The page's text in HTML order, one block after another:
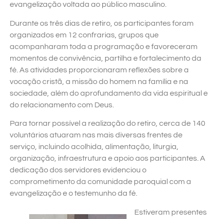
evangelização voltada ao público masculino.
Durante os três dias de retiro, os participantes foram
organizados em 12 confrarias, grupos que
acompanharam toda a programação e favoreceram
momentos de convivência, partilha e fortalecimento da
fé. As atividades proporcionaram reflexões sobre a
vocação cristã, a missão do homem na família e na
sociedade, além do aprofundamento da vida espiritual e
do relacionamento com Deus.
Para tornar possível a realização do retiro, cerca de 140
voluntários atuaram nas mais diversas frentes de
serviço, incluindo acolhida, alimentação, liturgia,
organização, infraestrutura e apoio aos participantes. A
dedicação dos servidores evidenciou o
comprometimento da comunidade paroquial com a
evangelização e o testemunho da fé.
Estiveram presentes